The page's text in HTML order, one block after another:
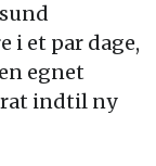
i et par dage,
egnet
indtil ny